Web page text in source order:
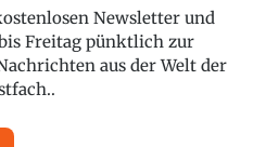
Newsletter und
Freitag pünktlich zur
aus der Welt der